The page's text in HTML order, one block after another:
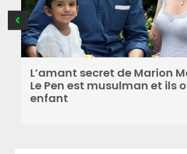
L’amant secret de Marion
Le Pen est musulman et ils
enfant